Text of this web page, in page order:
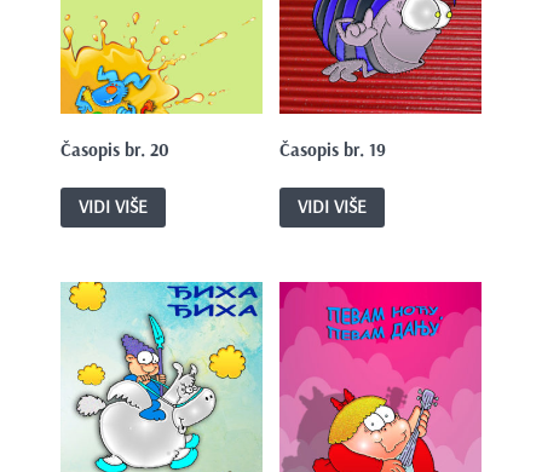
Časopis br. 20
VIDI VIŠE
Časopis br. 19
VIDI VIŠE